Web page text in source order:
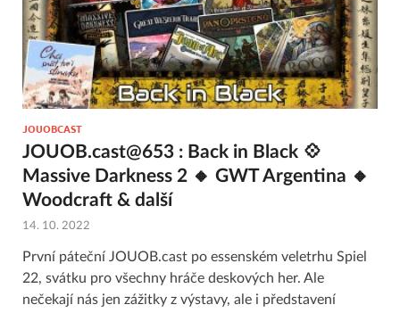
JOUOBCAST
JOUOB.cast@653 : Back in Black 💠
Massive Darkness 2 🔸 GWT Argentina 🔸
Woodcraft & další
14. 10. 2022
První páteční JOUOB.cast po essenském veletrhu Spiel
22, svátku pro všechny hráče deskových her. Ale
nečekají nás jen zážitky z výstavy, ale i představení